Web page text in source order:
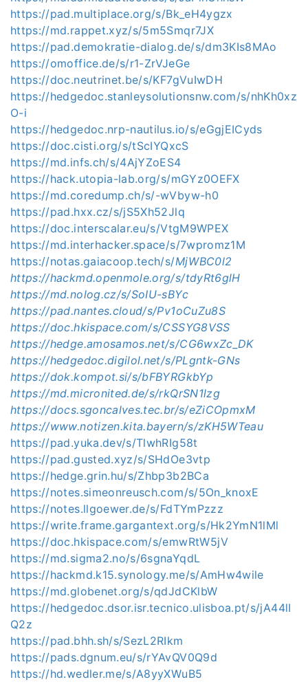
https://pad.multiplace.org/s/Bk_eH4ygzx
https://md.rappet.xyz/s/5m5Smqr7JX
https://pad.demokratie-dialog.de/s/dm3KIs8MAo
https://omoffice.de/s/r1-ZrVJeGe
https://doc.neutrinet.be/s/KF7gVuIwDH
https://hedgedoc.stanleysolutionsnw.com/s/nhKh0xz
O-i
https://hedgedoc.nrp-nautilus.io/s/eGgjEICyds
https://doc.cisti.org/s/tScIYQxcS
https://md.infs.ch/s/4AjYZoES4
https://hack.utopia-lab.org/s/mGYz0OEFX
https://md.coredump.ch/s/-wVbyw-h0
https://pad.hxx.cz/s/jS5Xh52Jlq
https://doc.interscalar.eu/s/VtgM9WPEX
https://md.interhacker.space/s/7wpromz1M
https://notas.gaiacoop.tech/s/MjWBC0l2
https://hackmd.openmole.org/s/tdyRt6glH
https://md.nolog.cz/s/SoIU-sBYc
https://pad.nantes.cloud/s/Pv1oCuZu8S
https://doc.hkispace.com/s/CSSYG8VSS
https://hedge.amosamos.net/s/CG6wxZc_DK
https://hedgedoc.digilol.net/s/PLgntk-GNs
https://dok.kompot.si/s/bFBYRGkbYp
https://md.micronited.de/s/rkQrSN1lzg
https://docs.sgoncalves.tec.br/s/eZiCOpmxM
https://www.notizen.kita.bayern/s/zKH5WTeau
https://pad.yuka.dev/s/TlwhRIg58t
https://pad.gusted.xyz/s/SHdOe3vtp
https://hedge.grin.hu/s/Zhbp3b2BCa
https://notes.simeonreusch.com/s/5On_knoxE
https://notes.llgoewer.de/s/FdTYmPzzz
https://write.frame.gargantext.org/s/Hk2YmN1lMl
https://doc.hkispace.com/s/emwRtW5jV
https://md.sigma2.no/s/6sgnaYqdL
https://hackmd.k15.synology.me/s/AmHw4wile
https://md.globenet.org/s/qdJdCKlbW
https://hedgedoc.dsor.isr.tecnico.ulisboa.pt/s/jA44lI
Q2z
https://pad.bhh.sh/s/SezL2RIkm
https://pads.dgnum.eu/s/rYAvQV0Q9d
https://hd.wedler.me/s/A8yyXWuB5